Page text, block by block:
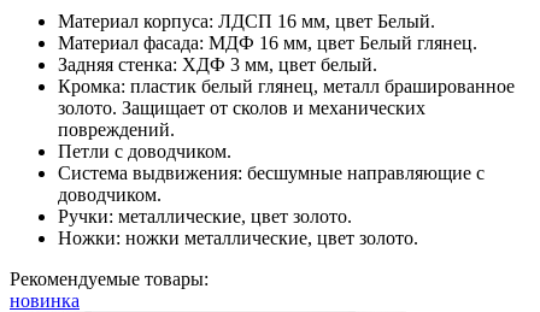
Материал корпуса: ЛДСП 16 мм, цвет Белый.
Материал фасада: МДФ 16 мм, цвет Белый глянец.
Задняя стенка: ХДФ 3 мм, цвет белый.
Кромка: пластик белый глянец, металл брашированное
золото. Защищает от сколов и механических
повреждений.
Петли с доводчиком.
Система выдвижения: бесшумные направляющие с
доводчиком.
Ручки: металлические, цвет золото.
Ножки: ножки металлические, цвет золото.
Рекомендуемые товары:
новинка